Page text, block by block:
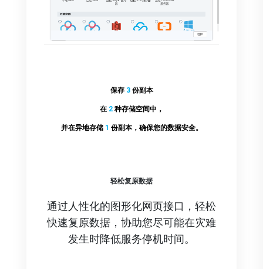
保存 3份副本
在 2种存储空间中，
并在异地存储 1 份副本，确保您的数据安全。
轻松复原数据
通过人性化的图形化网页接口，轻松
快速复原数据，协助您尽可能在灾难
发生时降低服务停机时间。